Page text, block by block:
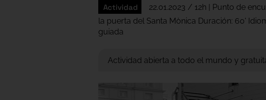
Actividad
22.01.2023 / 12h | Punto de
la puerta del Santa Mònica Duración: 60'
guiada
Actividad abierta a todo el mundo y